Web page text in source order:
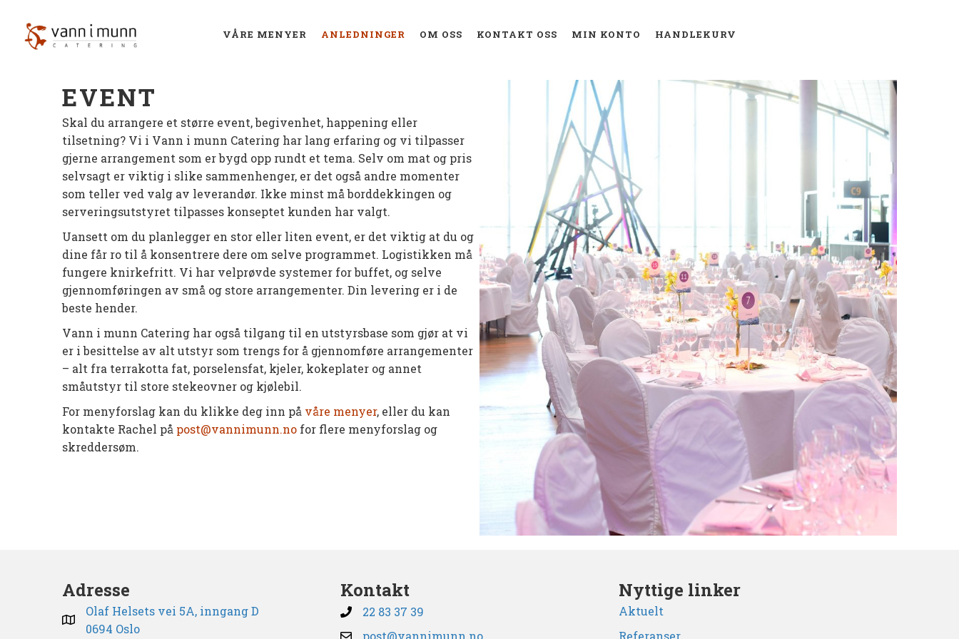
VÅRE MENYER ANLEDNINGER OM OSS KONTAKT OSS MIN KONTO HANDLEKURV
EVENT
Skal du arrangere et større event, begivenhet, happening eller
tilsetning? Vi i Vann i munn Catering har lang erfaring og vi tilpasser
gjerne arrangement som er bygd opp rundt et tema. Selv om mat og pris
selvsagt er viktig i slike sammenhenger, er det også andre momenter
som teller ved valg av leverandør. Ikke minst må borddekkingen og
serveringsutstyret tilpasses konseptet kunden har valgt.
Uansett om du planlegger en stor eller liten event, er det viktig at du og
dine får ro til å konsentrere dere om selve programmet. Logistikken må
fungere knirkefritt. Vi har velprøvde systemer for buffet, og selve
gjennomføringen av små og store arrangementer. Din levering er i de
beste hender.
Vann i munn Catering har også tilgang til en utstyrsbase som gjør at vi
er i besittelse av alt utstyr som trengs for å gjennomføre arrangementer
– alt fra terrakotta fat, porselensfat, kjeler, kokeplater og annet
småutstyr til store stekeovner og kjølebil.
For menyforslag kan du klikke deg inn på våre menyer, eller du kan
kontakte Rachel på post@vannimunn.no for flere menyforslag og
skreddersøm.
Adresse
Olaf Helsets vei 5A, inngang D
0694 Oslo
Kontakt
22 83 37 39
post@vannimunn.no
Nyttige linker
Aktuelt
Referanser